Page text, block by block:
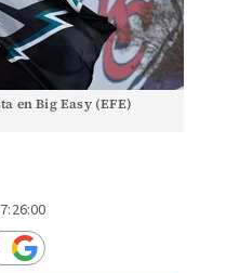
en Big Easy (EFE)